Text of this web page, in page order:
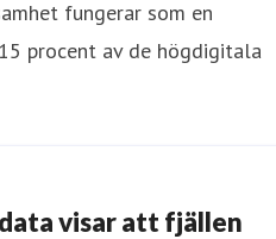
fungerar som en
procent av de högdigitala
visar att fjällen